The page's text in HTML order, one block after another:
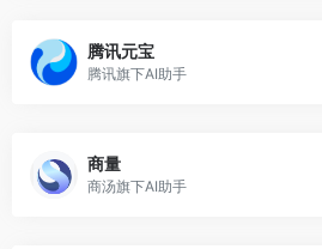
腾讯元宝
腾讯旗下AI助手
商量
商汤旗下AI助手